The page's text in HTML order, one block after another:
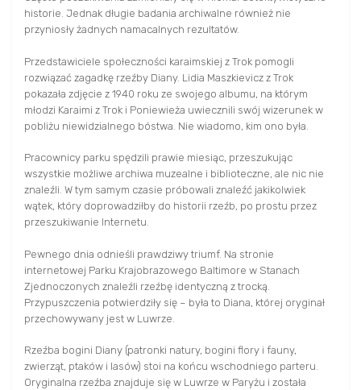
historie. Jednak długie badania archiwalne również nie
przyniosły żadnych namacalnych rezultatów.
Przedstawiciele społeczności karaimskiej z Trok pomogli
rozwiązać zagadkę rzeźby Diany. Lidia Maszkievicz z Trok
pokazała zdjęcie z 1940 roku ze swojego albumu, na którym
młodzi Karaimi z Trok i Poniewieża uwiecznili swój wizerunek w
pobliżu niewidzialnego bóstwa. Nie wiadomo, kim ono była.
Pracownicy parku spędzili prawie miesiąc, przeszukując
wszystkie możliwe archiwa muzealne i biblioteczne, ale nic nie
znaleźli. W tym samym czasie próbowali znaleźć jakikolwiek
wątek, który doprowadziłby do historii rzeźb, po prostu przez
przeszukiwanie Internetu.
Pewnego dnia odnieśli prawdziwy triumf. Na stronie
internetowej Parku Krajobrazowego Baltimore w Stanach
Zjednoczonych znaleźli rzeźbę identyczną z trocką.
Przypuszczenia potwierdziły się – była to Diana, której oryginał
przechowywany jest w Luwrze.
Rzeźba bogini Diany (patronki natury, bogini flory i fauny,
zwierząt, ptaków i lasów) stoi na końcu wschodniego parteru.
Oryginalna rzeźba znajduje się w Luwrze w Paryżu i została